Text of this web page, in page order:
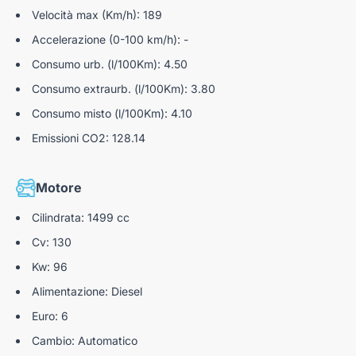
Riconoscimento esteso dei cartelli stradali
Active Lane Departure Warning System
PACK DRIVE ASSIST
Safety Pack 4
Sensori di parcheggio anteriori
Retrocamera Vision 180°
Tergicristallo automatico con sensore pioggia e
Velocità max (Km/h): 189
Accelerazione (0-100 km/h): -
Consumo urb. (l/100Km): 4.50
Consumo extraurb. (l/100Km): 3.80
Consumo misto (l/100Km): 4.10
Emissioni CO2: 128.14
Motore
Cilindrata: 1499 cc
Cv: 130
Kw: 96
Alimentazione: Diesel
Euro: 6
Cambio: Automatico